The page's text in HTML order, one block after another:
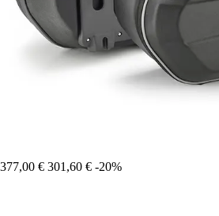
377,00 € 301,60 € -20%